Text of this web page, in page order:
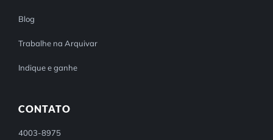
Blog
Trabalhe na Arquivar
Indique e ganhe
CONTATO
4003-8975